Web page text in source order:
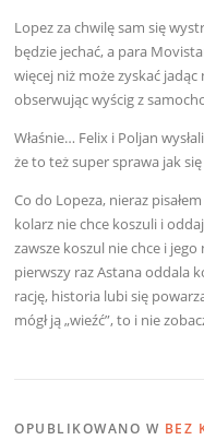
Lopez za chwilę sam się
będzie jechać, a para
więcej niż może zyskać
obserwując wyścig z
Właśnie… Felix i Poljan
że to też super sprawa jak
Co do Lopeza, nieraz
kolarz nie chce koszuli i
zawsze koszul nie chce i
pierwszy raz Astana oddala
rację, historia lubi się
mógł ją „wieźć”, to i nie
OPUBLIKOWANO W BEZ